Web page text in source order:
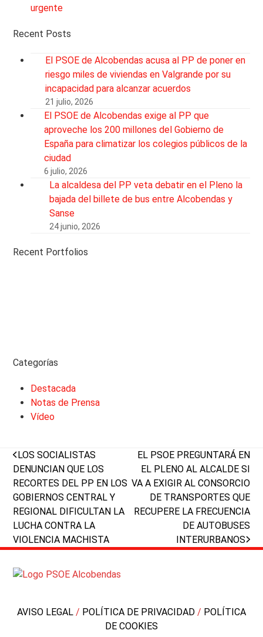
urgente
Recent Posts
El PSOE de Alcobendas acusa al PP de poner en
riesgo miles de viviendas en Valgrande por su
incapacidad para alcanzar acuerdos
21 julio, 2026
El PSOE de Alcobendas exige al PP que
aproveche los 200 millones del Gobierno de
España para climatizar los colegios públicos de la
ciudad
6 julio, 2026
La alcaldesa del PP veta debatir en el Pleno la
bajada del billete de bus entre Alcobendas y
Sanse
24 junio, 2026
Recent Portfolios
Categorías
Destacada
Notas de Prensa
Vídeo
previous
post:
LOS SOCIALISTAS
DENUNCIAN QUE LOS
RECORTES DEL PP EN LOS
GOBIERNOS CENTRAL Y
REGIONAL DIFICULTAN LA
LUCHA CONTRA LA
VIOLENCIA MACHISTA
next
post:
EL PSOE PREGUNTARÁ EN
EL PLENO AL ALCALDE SI
VA A EXIGIR AL CONSORCIO
DE TRANSPORTES QUE
RECUPERE LA FRECUENCIA
DE AUTOBUSES
INTERURBANOS
AVISO LEGAL / POLÍTICA DE PRIVACIDAD / POLÍTICA
DE COOKIES